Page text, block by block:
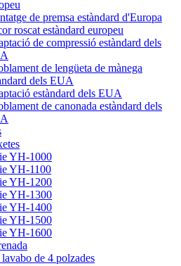
de premsa estàndard d'Europa
roscat estàndard europeu
de compressió estàndard dels
de lengüeta de mànega
dels EUA
estàndard dels EUA
de canonada estàndard dels
YH-1000
YH-1100
YH-1200
YH-1300
YH-1400
YH-1500
YH-1600
de 4 polzades